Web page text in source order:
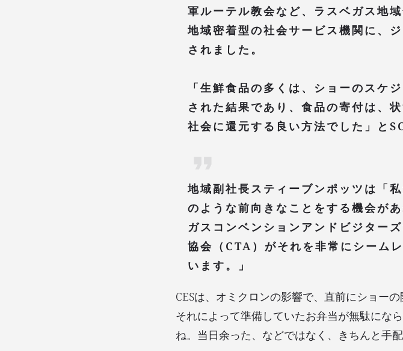
軍ルーテル教会など、ラスベガス地
地域密着型の社会サービス機関に、
されました。
「生鮮食品の多くは、ショーのスケ
された結果であり、食品の寄付は、
社会に還元する良い方法でした」と
地域副社長スティーブンポッツは「
のような前向きなことをする機会が
ガスコンベンションアンドビジター
協会（CTA）がそれを非常にシーム
います。」
CESは、オミクロンの影響で、直前にショー
それによって準備していたお弁当が無駄にな
ね。当日余った、などではなく、きちんと手